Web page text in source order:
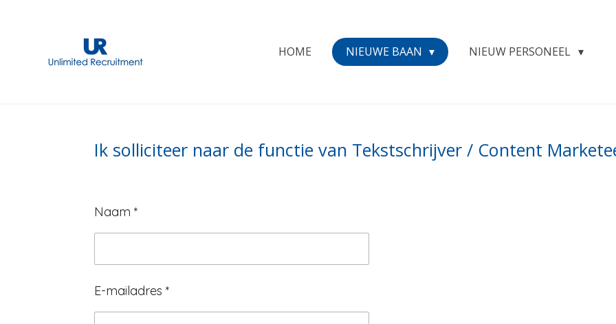
HOME NIEUWE BAAN NIEUW PERSONEEL
Ik solliciteer naar de functie van Tekstschrijver / Content
Naam *
E-mailadres *